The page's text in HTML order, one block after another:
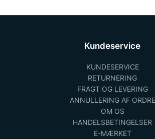
Kundeservice
KUNDESERVICE
RETURNERING
FRAGT OG LEVERING
ANNULLERING AF ORDRE
OM OS
HANDELSBETINGELSER
E-MÆRKET